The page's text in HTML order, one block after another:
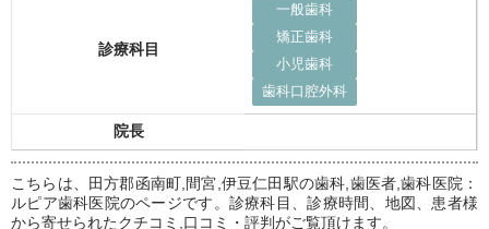
診療科目
一般歯科
矯正歯科
小児歯科
歯科口腔外科
院長
こちらは、田方郡函南町,間宮,伊豆仁田駅の歯科,歯医者,歯科医院：
ルピア歯科医院のページです。診療科目、診療時間、地図、患者様
から寄せられたクチコミ,口コミ・評判がご覧頂けます。